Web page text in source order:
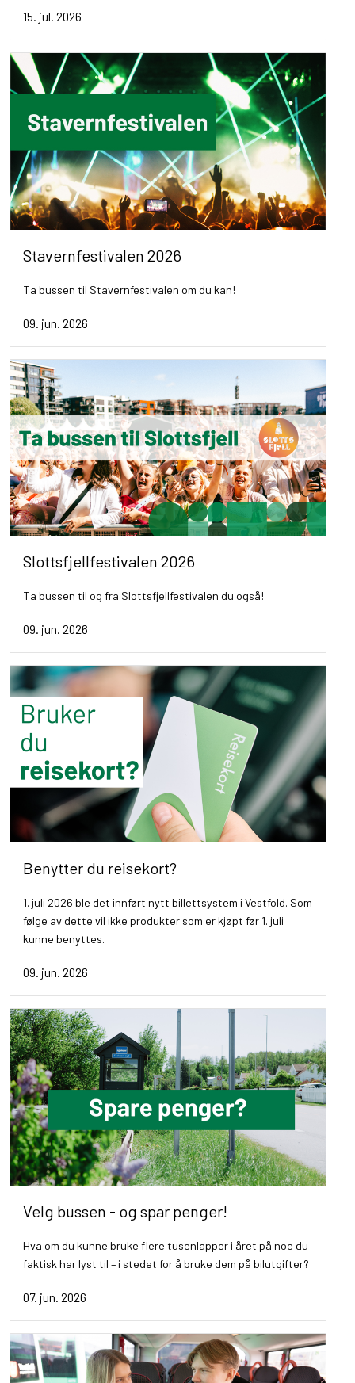
15. jul. 2026
Stavernfestivalen 2026
Ta bussen til Stavernfestivalen om du kan!
09. jun. 2026
Slottsfjellfestivalen 2026
Ta bussen til og fra Slottsfjellfestivalen du også!
09. jun. 2026
Benytter du reisekort?
1. juli 2026 ble det innført nytt billettsystem i Vestfold. Som
følge av dette vil ikke produkter som er kjøpt før 1. juli
kunne benyttes.
09. jun. 2026
Velg bussen - og spar penger!
Hva om du kunne bruke flere tusenlapper i året på noe du
faktisk har lyst til – i stedet for å bruke dem på bilutgifter?
07. jun. 2026